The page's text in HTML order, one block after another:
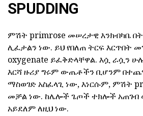
SPUDDING
ምሽት primrose መሠረታዊ እንክብካቤ
ሊፈታልን ነው. ይህ የበለጠ ትርፍ እርጥበት
oxygenate ይፈቅድላቸዋል. እሷ ራሷን
እርሻ ዙሪያ ግሩም ውጤቶችን ቢሆንም
ማስወገድ አስፈላጊ ነው, እነርሱም, ምሽት
መቻል ነው. ከሌሎች ጌጦች ተክሎች አጠገብ
አይደለም ለዚህ ነው.